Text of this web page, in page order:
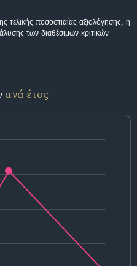
τελικής ποσοστιαίας αξιολόγησης, η
των διαθέσιμων κριτικών
ανά έτος